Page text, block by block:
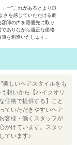
」ー"これがあるとより良
さを感じていただける商
師の声を最優先に取り
ありながら適正な価格
を創造いたします。
しいヘアスタイルをも
想いから【ハイクオリ
価格で提供する】こと
ていただきやすいヘア
客様・働くスタッフが
がけています。スタッ
ています♪